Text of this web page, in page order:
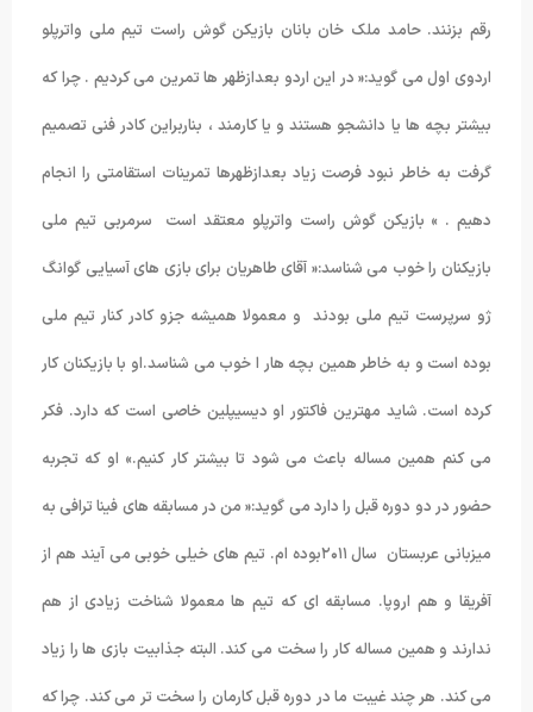
رقم بزنند. حامد ملک خان بانان بازیکن گوش راست تیم ملی واترپلو
اردوی اول می گوید:« در این اردو بعدازظهر ها تمرین می کردیم . چرا که
بیشتر بچه ها یا دانشجو هستند و یا کارمند ، بناربراین کادر فنی تصمیم
گرفت به خاطر نبود فرصت زیاد بعدازظهرها تمرینات استقامتی را انجام
دهیم . » بازیکن گوش راست واترپلو معتقد است سرمربی تیم ملی
بازیکنان را خوب می شناسد:« آقای طاهریان برای بازی های آسیایی گوانگ
ژو سرپرست تیم ملی بودند و معمولا همیشه جزو کادر کنار تیم ملی
بوده است و به خاطر همین بچه هار ا خوب می شناسد.او با بازیکنان کار
کرده است. شاید مهترین فاکتور او دیسیپلین خاصی است که دارد. فکر
می کنم همین مساله باعث می شود تا بیشتر کار کنیم.» او که تجربه
حضور در دو دوره قبل را دارد می گوید:« من در مسابقه های فینا ترافی به
میزبانی عربستان سال ۲۰۱۱بوده ام. تیم های خیلی خوبی می آیند هم از
آفریقا و هم اروپا. مسابقه ای که تیم ها معمولا شناخت زیادی از هم
ندارند و همین مساله کار را سخت می کند. البته جذابیت بازی ها را زیاد
می کند. هر چند غیبت ما در دوره قبل کارمان را سخت تر می کند. چرا که